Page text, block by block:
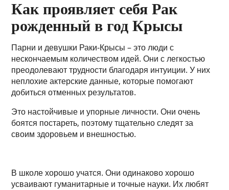
Как проявляет себя Рак
рожденный в год Крысы
Парни и девушки Раки-Крысы – это люди с
нескончаемым количеством идей. Они с легкостью
преодолевают трудности благодаря интуиции. У них
неплохие актерские данные, которые помогают
добиться отменных результатов.
Это настойчивые и упорные личности. Они очень
боятся постареть, поэтому тщательно следят за
своим здоровьем и внешностью.
В школе хорошо учатся. Они одинаково хорошо
усваивают гуманитарные и точные науки. Их любят